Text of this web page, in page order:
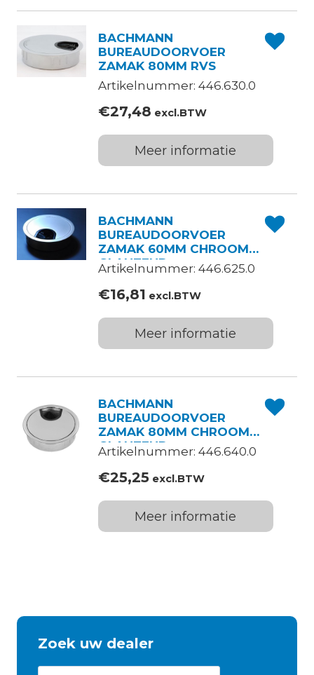
BACHMANN
BUREAUDOORVOER
ZAMAK 80MM RVS
Artikelnummer: 446.630.0
€27,48 excl.BTW
Meer informatie
BACHMANN
BUREAUDOORVOER
ZAMAK 60MM CHROOM
GLANZEND
Artikelnummer: 446.625.0
€16,81 excl.BTW
Meer informatie
BACHMANN
BUREAUDOORVOER
ZAMAK 80MM CHROOM
GLANZEND
Artikelnummer: 446.640.0
€25,25excl.BTW
Meer informatie
Zoek uw dealer